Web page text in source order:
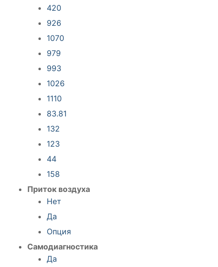
420
926
1070
979
993
1026
1110
83.81
132
123
44
158
Приток воздуха
Нет
Да
Опция
Самодиагностика
Да